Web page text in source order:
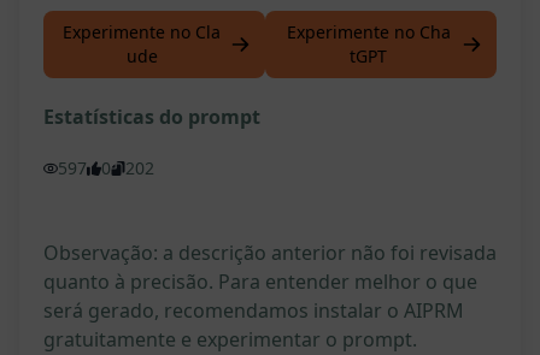
Experimente no Cla
ude
Experimente no Cha
tGPT
Estatísticas do prompt
597 0 202
Observação: a descrição anterior não foi revisada
quanto à precisão. Para entender melhor o que
será gerado, recomendamos instalar o AIPRM
gratuitamente e experimentar o prompt.